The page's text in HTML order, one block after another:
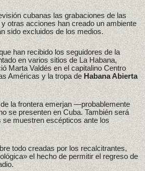
cubanas las grabaciones de las
otras acciones han creado un ambiente
sido excluidos de los medios.
han recibido los seguidores de la
en varios sitios de La Habana,
Marta Valdés en el capitalino Centro
Américas y la tropa deHabana Abierta
la frontera emerjan —probablemente
se presenten en Cuba. También será
se muestren escépticos ante los
todo creadas por los recalcitrantes,
el hecho de permitir el regreso de